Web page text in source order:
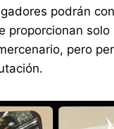
podrán
proporcionan
pero